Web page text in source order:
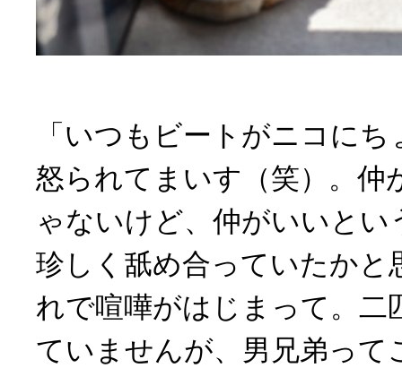
「いつもビートがニコに
怒られてまいす（笑）。仲
ゃないけど、仲がいいと
珍しく舐め合っていたかと
れで喧嘩がはじまって。二
ていませんが、男兄弟って